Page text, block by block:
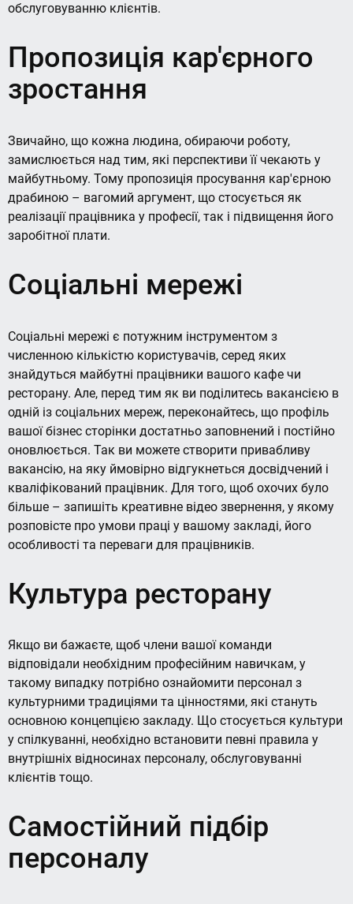
обслуговуванню клієнтів.
Пропозиція кар'єрного
зростання
Звичайно, що кожна людина, обираючи роботу,
замислюється над тим, які перспективи її чекають у
майбутньому. Тому пропозиція просування кар'єрною
драбиною – вагомий аргумент, що стосується як
реалізації працівника у професії, так і підвищення його
заробітної плати.
Соціальні мережі
Соціальні мережі є потужним інструментом з
численною кількістю користувачів, серед яких
знайдуться майбутні працівники вашого кафе чи
ресторану. Але, перед тим як ви поділитесь вакансією в
одній із соціальних мереж, переконайтесь, що профіль
вашої бізнес сторінки достатньо заповнений і постійно
оновлюється. Так ви можете створити привабливу
вакансію, на яку ймовірно відгукнеться досвідчений і
кваліфікований працівник. Для того, щоб охочих було
більше – запишіть креативне відео звернення, у якому
розповісте про умови праці у вашому закладі, його
особливості та переваги для працівників.
Культура ресторану
Якщо ви бажаєте, щоб члени вашої команди
відповідали необхідним професійним навичкам, у
такому випадку потрібно ознайомити персонал з
культурними традиціями та цінностями, які стануть
основною концепцією закладу. Що стосується культури
у спілкуванні, необхідно встановити певні правила у
внутрішніх відносинах персоналу, обслуговуванні
клієнтів тощо.
Самостійний підбір
персоналу